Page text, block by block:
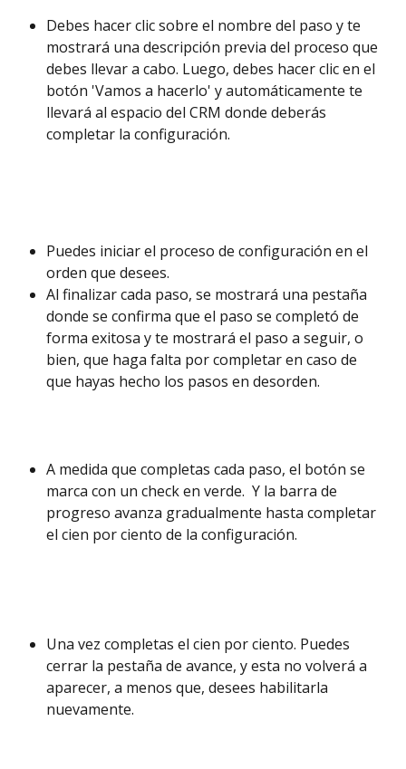
Debes hacer clic sobre el nombre del paso y te
mostrará una descripción previa del proceso que
debes llevar a cabo. Luego, debes hacer clic en el
botón 'Vamos a hacerlo' y automáticamente te
llevará al espacio del CRM donde deberás
completar la configuración.
Puedes iniciar el proceso de configuración en el
orden que desees.
Al finalizar cada paso, se mostrará una pestaña
donde se confirma que el paso se completó de
forma exitosa y te mostrará el paso a seguir, o
bien, que haga falta por completar en caso de
que hayas hecho los pasos en desorden.
A medida que completas cada paso, el botón se
marca con un check en verde.  Y la barra de
progreso avanza gradualmente hasta completar
el cien por ciento de la configuración.
Una vez completas el cien por ciento. Puedes
cerrar la pestaña de avance, y esta no volverá a
aparecer, a menos que, desees habilitarla
nuevamente.